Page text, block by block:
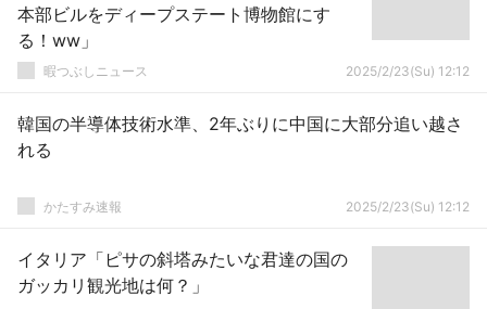
本部ビルをディープステート博物館にす
る！ww」
暇つぶしニュース 2025/2/23(Su) 12:12
韓国の半導体技術水準、2年ぶりに中国に大部分追い越さ
れる
かたすみ速報 2025/2/23(Su) 12:12
イタリア「ピサの斜塔みたいな君達の国の
ガッカリ観光地は何？」